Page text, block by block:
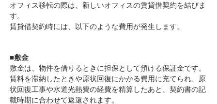
オフィス移転の際は、新しいオフィスの賃貸借契約を結びま
す。
賃貸借契約時には、以下のような費用が発生します。
■敷金
敷金は、物件を借りるときに担保として預ける保証金です。
賃料を滞納したときや原状回復にかかる費用に充てられ、原
状回復工事や水道光熱費の経費を精算したあと、契約書の記
載時期に合わせて返還されます。